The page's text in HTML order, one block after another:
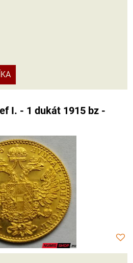
I. - 1 dukát 1915 bz -